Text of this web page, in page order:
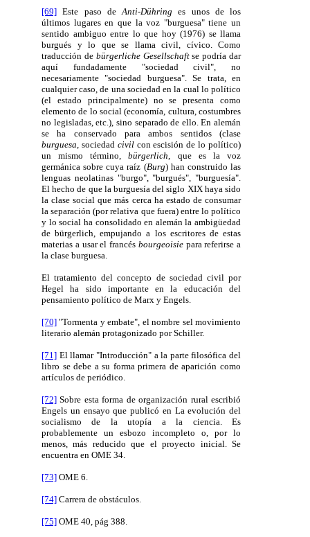
[69] Este paso de Anti-Dühring es unos de los
últimos lugares en que la voz "burguesa" tiene un
sentido ambiguo entre lo que hoy (1976) se llama
burgués y lo que se llama civil, cívico. Como
traducción de bürgerliche Gesellschaftse podría dar
aquí fundadamente "sociedad civil", no
necesariamente "sociedad burguesa". Se trata, en
cualquier caso, de una sociedad en la cual lo político
(el estado principalmente) no se presenta como
elemento de lo social (economía, cultura, costumbres
no legisladas, etc.), sino separado de ello. En alemán
se ha conservado para ambos sentidos (clase
burguesa , sociedad civilcon escisión de lo político)
un mismo término,bürgerlich , que es la voz
germánica sobre cuya raíz (Burg) han construido las
lenguas neolatinas "burgo", "burgués", "burguesía".
El hecho de que la burguesía del siglo XIX haya sido
la clase social que más cerca ha estado de consumar
la separación (por relativa que fuera) entre lo político
y lo social ha consolidado en alemán la ambigüedad
de bürgerlich, empujando a los escritores de estas
materias a usar el francés bourgeoisiepara referirse a
la clase burguesa.
El tratamiento del concepto de sociedad civil por
Hegel ha sido importante en la educación del
pensamiento político de Marx y Engels.
[70] "Tormenta y embate", el nombre sel movimiento
literario alemán protagonizado por Schiller.
[71] El llamar "Introducción" a la parte filosófica del
libro se debe a su forma primera de aparición como
artículos de periódico.
[72] Sobre esta forma de organización rural escribió
Engels un ensayo que publicó en La evolución del
socialismo de la utopía a la ciencia. Es
probablemente un esbozo incompleto o, por lo
menos, más reducido que el proyecto inicial. Se
encuentra en OME 34.
[73] OME 6.
[74] Carrera de obstáculos.
[75] OME 40, pág 388.